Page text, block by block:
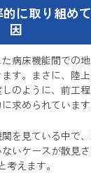
に取り組め
因
病床機能間での
す。まさに、陸
のように、前工
求められています
を見ている中で
いケースが散見
えます。